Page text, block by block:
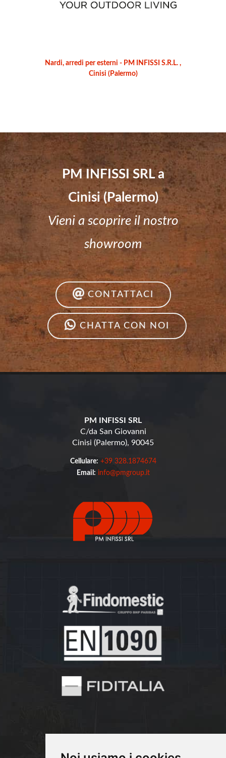
Nardi, arredi per esterni - PM INFISSI S.R.L. ,
Cinisi (Palermo)
PM INFISSI SRL a
Cinisi (Palermo)
Vieni a scoprire il nostro
showroom
CONTATTACI
CHATTA CON NOI
PM INFISSI SRL
C/da San Giovanni
Cinisi (Palermo), 90045
Cellulare: +39 328.1874674
Email: info@pmgroup.it